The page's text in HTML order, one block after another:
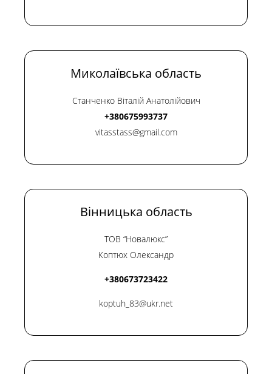
Миколаївська область
Станченко Віталій Анатолійович
+380675993737
vitasstass@gmail.com
Вінницька область
ТОВ “Новалюкс”
Коптюх Олександр
+380673723422
koptuh_83@ukr.net